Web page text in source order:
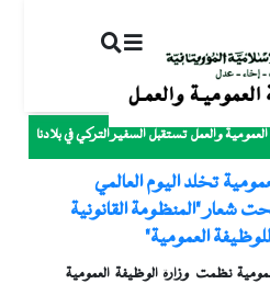
والعمل تستقبل السفير التركي في بلادنا
تخلد اليوم العالمي
شعار "المنظومة القانونية
العمومية"
نظمت وزارة الوظيفة العمومية